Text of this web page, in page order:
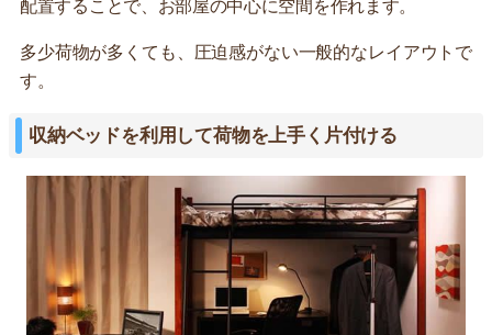
配置することで、お部屋の中心に空間を作れます。
多少荷物が多くても、圧迫感がない一般的なレイアウトで
す。
収納ベッドを利用して荷物を上手く片付ける